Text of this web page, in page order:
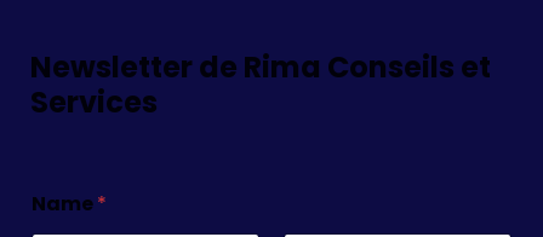
Newsletter de Rima Conseils et
Services
Name*